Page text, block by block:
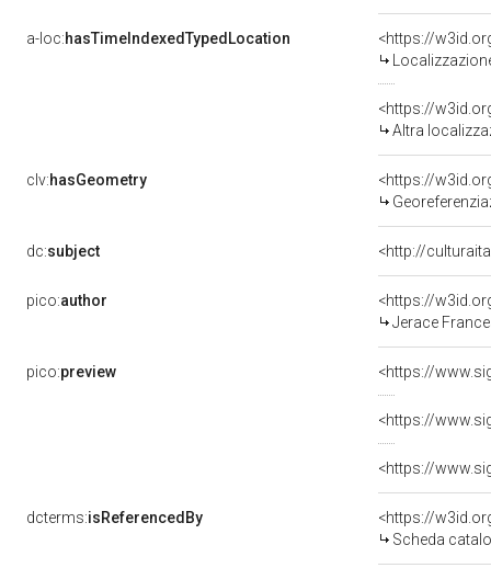
a-loc:hasTimeIndexedTypedLocation
<https://
<https://
Altra
clv:hasGeometry
<https://
dc:subject <http://
pico:author
<https://
Jerace
pico:preview
dcterms:isReferencedBy
<https://
Scheda